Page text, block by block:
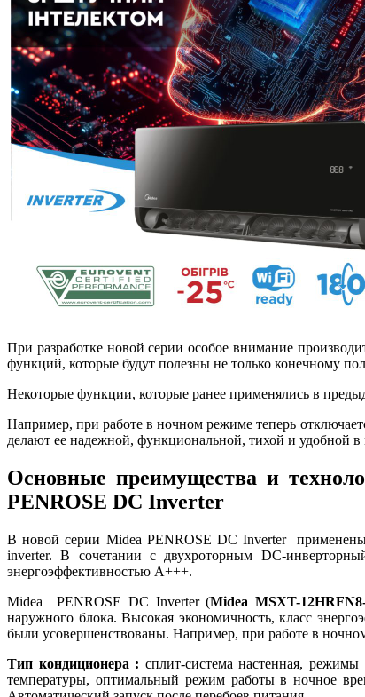
При разработке новой серии особое внимание
функций, которые будут полезны не только конечному
Некоторые функции, которые ранее применялись в
Например, при работе в ночном режиме теперь
делают ее надежной, функциональной, тихой и удобной
Основные преимущества и
PENROSE DC Inverter
В новой серии Midea PENROSE DC Inverter
inverter. В сочетании с двухроторным DC-
энергоэффективностью А+++.
Midea PENROSE DC Inverter (Midea MSXT-
наружного блока. Высокая экономичность, класс
были усовершенствованы. Например, при работе в
Тип кондиционера : сплит-система настенная,
температуры, оптимальный режим работы в ночное